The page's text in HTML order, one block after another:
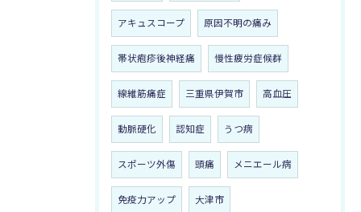
アキュスコープ 原因不明の痛み
帯状疱疹後神経痛 慢性疲労症候群
線維筋痛症 三重県伊賀市 高血圧
動脈硬化 認知症 うつ病
スポーツ外傷 頭痛 メニエール病
免疫力アップ 大津市